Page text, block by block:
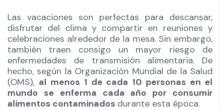
Las vacaciones son perfectas para descansar,
disfrutar del clima y compartir en reuniones y
celebraciones alrededor de la mesa. Sin embargo,
también traen consigo un mayor riesgo de
enfermedades de transmisión alimentaria. De
hecho, según la Organización Mundial de la Salud
(OMS), al menos 1 de cada 10 personas en el
mundo se enferma cada año por consumir
alimentos contaminados durante esta época.